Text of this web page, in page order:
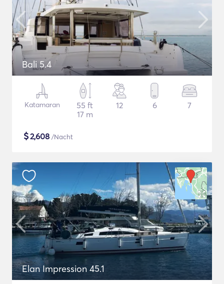
Bali 5.4
Katamaran
55 ft
17 m
12 6 7
$2,608 /Nacht
Elan Impression 45.1